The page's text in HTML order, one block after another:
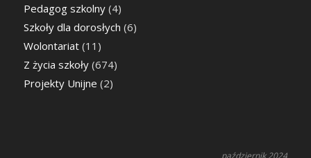
Pedagog szkolny(4)
Szkoły dla dorosłych (6)
Wolontariat(11)
Z życia szkoły(674)
Projekty Unijne (2)
październik 2024